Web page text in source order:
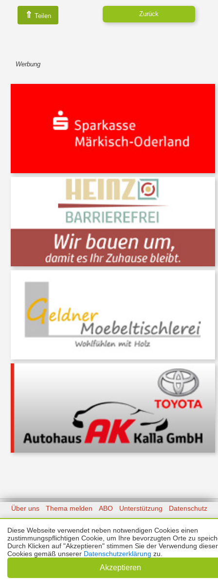
⇑ Teilen Zurück
Werbung
Kontakt
Über uns Thema melden ABO Unterstützung
Datenschutz
Impressum
🌙 Dark Mode
Copyright © 2026 |Prinzmediaconcept.de
Diese Webseite verwendet neben notwendigen Cookies einen
zustimmungspflichtigen Cookie, um Ihre bevorzugten Orte zu
Durch Klicken auf "Akzeptieren" stimmen Sie der Verwendung dieser
Cookies gemäß unserer Datenschutzerklärung zu.
Akzeptieren